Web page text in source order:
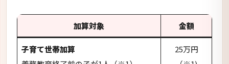
外皮平均熱貫流率（UA値）が0.60以下
（※3）
外皮平均熱貫流率（UA値）が0.46以下
（※3）
50万円
（※4）